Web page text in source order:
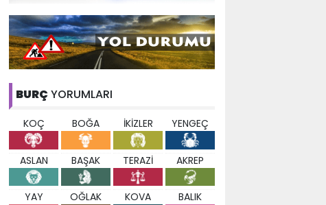
BURÇ YORUMLARI
KOÇ BOĞA İKİZLER YENGEÇ
ASLAN BAŞAK TERAZİ AKREP
YAY OĞLAK KOVA BALIK